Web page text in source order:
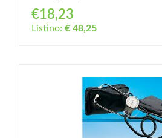
€18,23
Listino: € 48,25